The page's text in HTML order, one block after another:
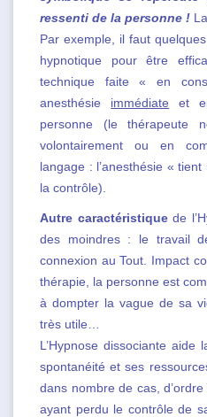
ressenti de la personne !
Par exemple, il faut
hypnotique pour être
technique faite « en
anesthésie immédiate et
personne (le thérapeute
volontairement ou en
langage : l’anesthésie «
la contrôle).
Autre caractéristiquede
des moindres : le travail
connexion au Tout. Impact
thérapie, la personne est
à dompter la vague de sa
très utile…
L’Hypnose dissociante
spontanéité et ses
dans nombre de cas,
ayant perdu le contrôle de